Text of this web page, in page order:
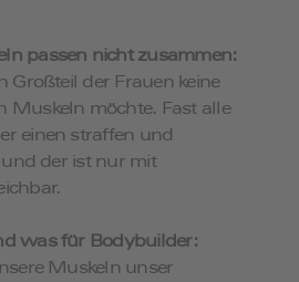
passen nicht zusammen:
Großteil der Frauen keine
Muskeln möchte. Fast alle
einen straffen und
und der ist nur mit
was für Bodybuilder:
Muskeln unser